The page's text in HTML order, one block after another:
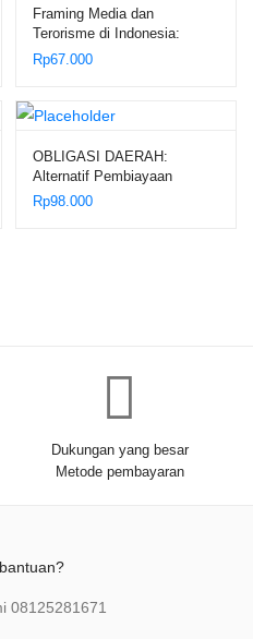
Framing Media dan
Terorisme di Indonesia:
Kajian dan Analisis dalam
Perspektif Ilmu Komunikasi
Rp67.000
OBLIGASI DAERAH:
Alternatif Pembiayaan
Pembangunan Daerah
Rp98.000
Dukungan yang besar
Metode pembayaran
08125281671